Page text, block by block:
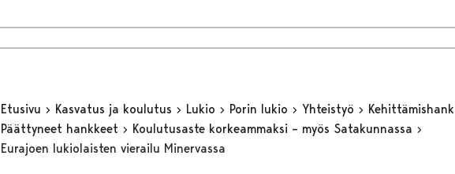
Etusivu Kasvatus ja koulutus Lukio Porin lukio Yhteistyö
Päättyneet hankkeet
Koulutusaste korkeammaksi – myös Satakunnassa
Eurajoen lukiolaisten vierailu Minervassa